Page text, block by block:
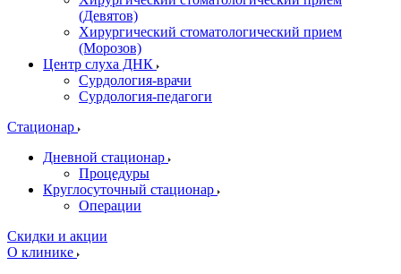
(Девятов)
Хирургический стоматологический прием
(Морозов)
Центр слуха ДНК
Сурдология-врачи
Сурдология-педагоги
Стационар
Дневной стационар
Процедуры
Круглосуточный стационар
Операции
Скидки и акции
О клинике